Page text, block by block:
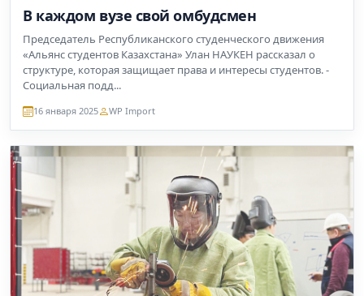
В каждом вузе свой омбудсмен
Председатель Республиканского студенческого движения
«Альянс студентов Казахстана» Улан НАУКЕН рассказал о
структуре, которая защищает права и интересы студентов. -
Социальная подд...
16 января 2025 WP Import